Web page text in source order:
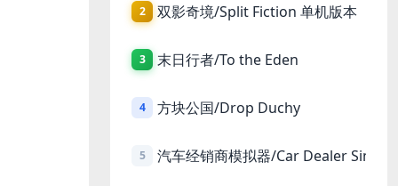
2 双影奇境/Split Fiction 单机版本
3 末日行者/To the Eden
4 方块公国/Drop Duchy
5 汽车经销商模拟器/Car Dealer